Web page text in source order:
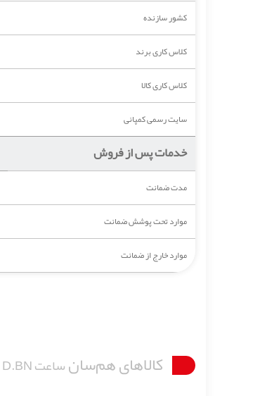
کشور سازنده
کلاس کاری برند
کلاس کاری کالا
سایت رسمی کمپانی
خدمات پس از فروش
مدت ضمانت
موارد تحت پوشش ضمانت
موارد خارج از ضمانت
کالاهای هم‌سانساعت NF9128M RG RG D.BN